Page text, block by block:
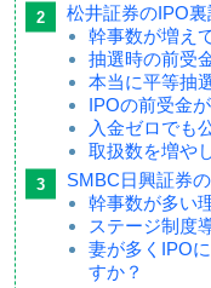
松井証券のIPO裏
幹事数が増え
抽選時の前受
本当に平等抽
IPOの前受金
入金ゼロでも
取扱数を増や
SMBC日興証券
幹事数が多い
ステージ制度
妻が多くIPO
すか？